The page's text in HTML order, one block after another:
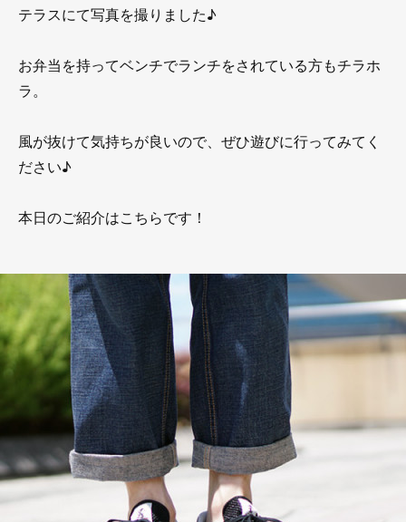
テラスにて写真を撮りました♪
お弁当を持ってベンチでランチをされている方もチラホ
ラ。
風が抜けて気持ちが良いので、ぜひ遊びに行ってみてく
ださい♪
本日のご紹介はこちらです！